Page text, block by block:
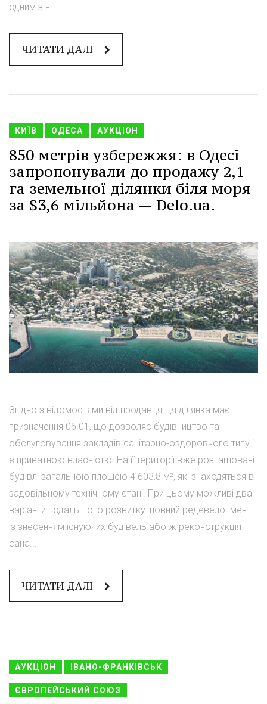
одним з н...
ЧИТАТИ ДАЛІ
КИЇВ ОДЕСА АУКЦІОН
850 метрів узбережжя: в Одесі
запропонували до продажу 2,1
га земельної ділянки біля моря
за $3,6 мільйона — Delo.ua.
Згідно з відомостями від продавця, ця ділянка має
призначення 06.01, що дозволяє будівництво та
обслуговування закладів санітарно-оздоровчого типу і
є приватною власністю. На її території вже розташовані
будівлі загальною площею 4 603,8 м², які знаходяться в
задовільному технічному стані. При цьому можливі два
варіанти подальшого розвитку: повний редевелопмент
із знесенням існуючих будівель або ж реконструкція
сана...
ЧИТАТИ ДАЛІ
АУКЦІОН ІВАНО-ФРАНКІВСЬК
ЄВРОПЕЙСЬКИЙ СОЮЗ